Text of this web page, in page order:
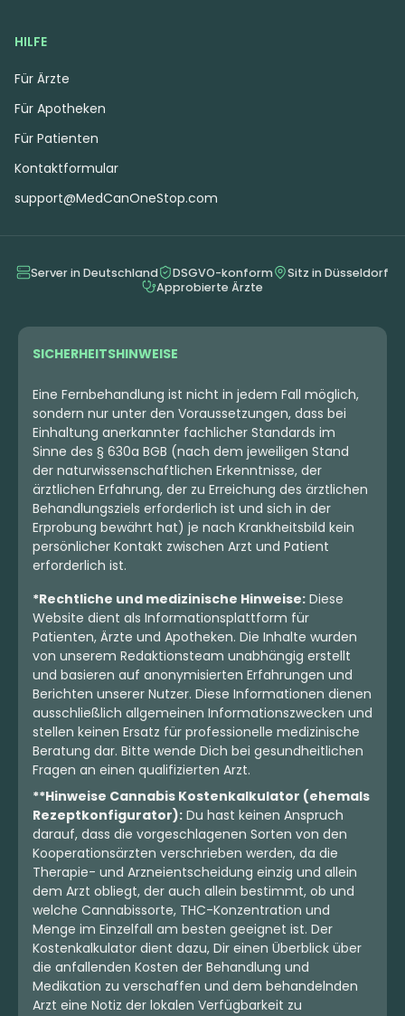
HILFE
Für Ärzte
Für Apotheken
Für Patienten
Kontaktformular
support@MedCanOneStop.com
Server in Deutschland DSGVO-konform
Sitz in Düsseldorf
Approbierte Ärzte
SICHERHEITSHINWEISE
Eine Fernbehandlung ist nicht in jedem Fall möglich,
sondern nur unter den Voraussetzungen, dass bei
Einhaltung anerkannter fachlicher Standards im
Sinne des § 630a BGB (nach dem jeweiligen Stand
der naturwissenschaftlichen Erkenntnisse, der
ärztlichen Erfahrung, der zu Erreichung des ärztlichen
Behandlungsziels erforderlich ist und sich in der
Erprobung bewährt hat) je nach Krankheitsbild kein
persönlicher Kontakt zwischen Arzt und Patient
erforderlich ist.
*Rechtliche und medizinische Hinweise: Diese
Website dient als Informationsplattform für
Patienten, Ärzte und Apotheken. Die Inhalte wurden
von unserem Redaktionsteam unabhängig erstellt
und basieren auf anonymisierten Erfahrungen und
Berichten unserer Nutzer. Diese Informationen dienen
ausschließlich allgemeinen Informationszwecken und
stellen keinen Ersatz für professionelle medizinische
Beratung dar. Bitte wende Dich bei gesundheitlichen
Fragen an einen qualifizierten Arzt.
**Hinweise Cannabis Kostenkalkulator (ehemals
Rezeptkonfigurator): Du hast keinen Anspruch
darauf, dass die vorgeschlagenen Sorten von den
Kooperationsärzten verschrieben werden, da die
Therapie- und Arzneientscheidung einzig und allein
dem Arzt obliegt, der auch allein bestimmt, ob und
welche Cannabissorte, THC-Konzentration und
Menge im Einzelfall am besten geeignet ist. Der
Kostenkalkulator dient dazu, Dir einen Überblick über
die anfallenden Kosten der Behandlung und
Medikation zu verschaffen und dem behandelnden
Arzt eine Notiz der lokalen Verfügbarkeit zu